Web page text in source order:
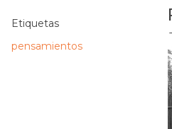
Etiquetas
pensamientos